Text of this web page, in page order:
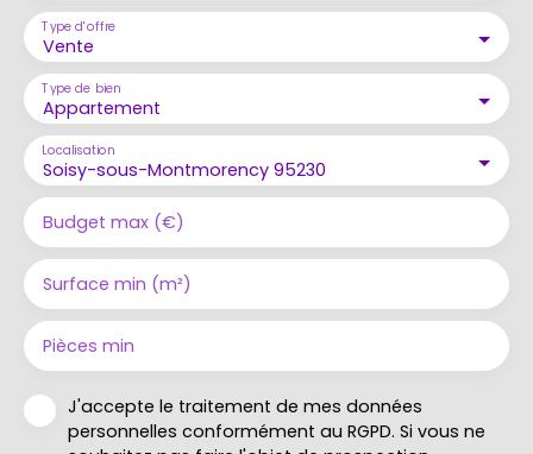
Vente
Type d'offre
Appartement
Type de bien
Soisy-sous-Montmorency 95230
Localisation
Budget max (€)
Surface min (m²)
Pièces min
J'accepte le traitement de mes données
personnelles conformément au RGPD. Si vous ne